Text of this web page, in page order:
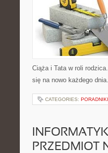
Ciąża i Tata w roli
się na nowo każdego
CATEGORIES:
PRZEDMIOT